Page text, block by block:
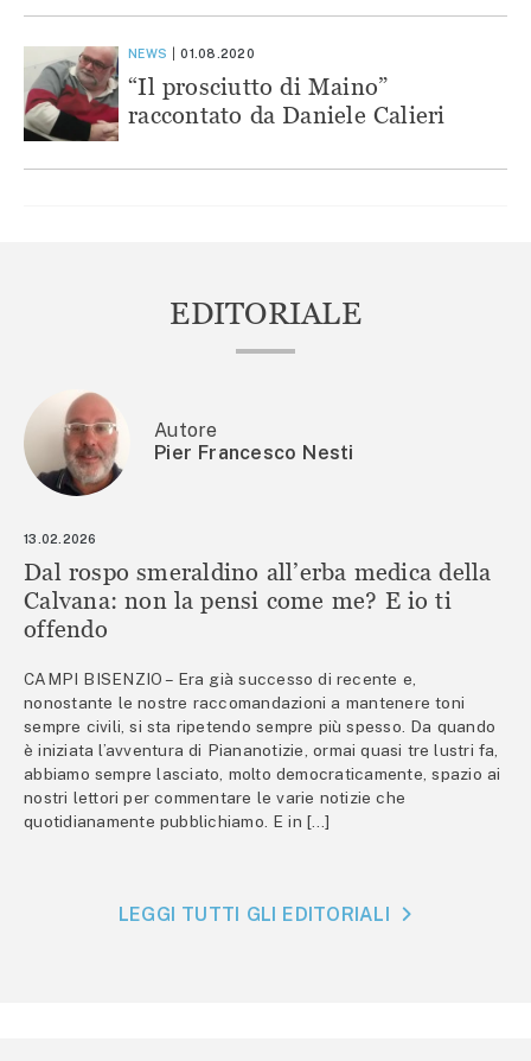
NEWS 01.08.2020
“Il prosciutto di Maino”
raccontato da Daniele Calieri
EDITORIALE
Autore
Pier Francesco Nesti
13.02.2026
Dal rospo smeraldino all’erba medica della
Calvana: non la pensi come me? E io ti
offendo
CAMPI BISENZIO – Era già successo di recente e,
nonostante le nostre raccomandazioni a mantenere toni
sempre civili, si sta ripetendo sempre più spesso. Da quando
è iniziata l’avventura di Piananotizie, ormai quasi tre lustri fa,
abbiamo sempre lasciato, molto democraticamente, spazio ai
nostri lettori per commentare le varie notizie che
quotidianamente pubblichiamo. E in […]
LEGGI TUTTI GLI EDITORIALI